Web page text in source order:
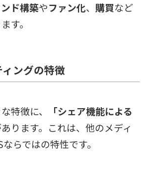
ド構築やファン化、 購買など
す。
ングの特徴
特徴に、
「シェア機能による
ります。これは、他のメディ
らではの特性です。